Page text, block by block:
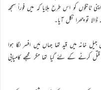
کو اس طرح ہلایا کہ میں فوراً سمجھ
تو چھرا نکل آیا۔
خانہ میں قید تھا جہاں مَیں افسر لگا ہوا
کرنے کے لئے گیا تھا مگر مجھے کامیابی